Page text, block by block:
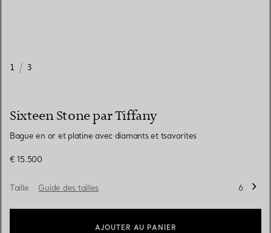
1 / 3
Sixteen Stone par Tiffany
Bague en or et platine avec diamants et tsavorites
€ 15.500
Taille Guide des tailles 6
AJOUTER AU PANIER